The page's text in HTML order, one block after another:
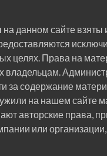
данном сайте взяты
целях. Права на
владельцам.
за содержание
на нашем сайте
авторские права,
или